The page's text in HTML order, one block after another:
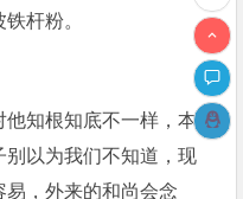
杆粉。
知根知底不一样，本
以为我们不知道，现
，外来的和尚会念